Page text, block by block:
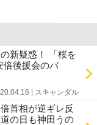
新疑惑！ 「桜を
倍後援会のバ
| スキャンダル
首相が逆ギレ反
の日も神田うの